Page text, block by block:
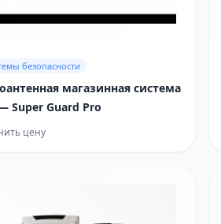
безопасности
магазинная система
Super Guard Pro
цену